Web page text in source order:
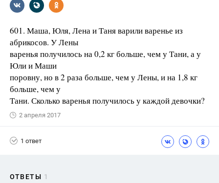
601. Маша, Юля, Лена и Таня варили варенье из
абрикосов. У Лены
варенья получилось на 0,2 кг больше, чем у Тани, а у
Юли и Маши
поровну, но в 2 раза больше, чем у Лены, и на 1,8 кг
больше, чем у
Тани. Сколько варенья получилось у каждой девочки?
2 апреля 2017
1 ответ
ОТВЕТЫ 1